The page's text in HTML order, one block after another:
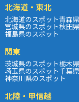
北海道・東北
北海道のスポット青森
宮城県のスポット秋田
福島県のスポット
関東
茨城県のスポット栃木
埼玉県のスポット千葉
神奈川県のスポット
北陸・甲信越